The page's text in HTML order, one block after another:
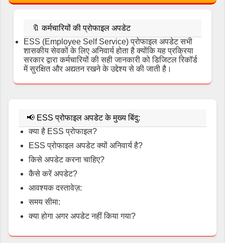
🔖 कर्मचारियों की प्रोफाइल अपडेट
ESS (Employee Self Service) प्रोफाइल अपडेट सभी
शासकीय सेवकों के लिए अनिवार्य होता है क्योंकि यह प्रक्रिया
सरकार द्वारा कर्मचारियों की सही जानकारी को डिजिटल रिकॉर्ड
में सुरक्षित और अद्यतन रखने के उद्देश्य से की जाती है।
📢ESS प्रोफाइल अपडेट के मुख्य बिंदु:
क्या है ESS प्रोफाइल?
ESS प्रोफाइल अपडेट क्यों अनिवार्य है?
किसे अपडेट करना चाहिए?
कैसे करें अपडेट?
आवश्यक दस्तावेज़:
समय सीमा:
क्या होगा अगर अपडेट नहीं किया गया?